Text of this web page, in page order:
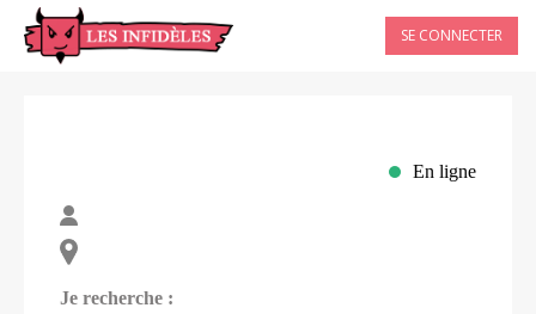
SE CONNECTER
En ligne
Je recherche :